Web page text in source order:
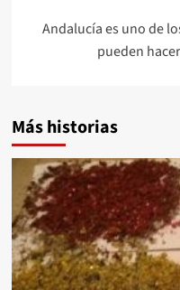
Andalucía es uno de
pueden
Más historias